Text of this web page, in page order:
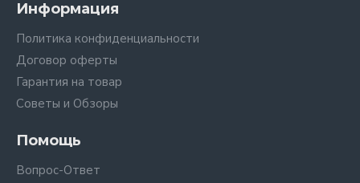
Информация
Политика конфиденциальности
Договор оферты
Гарантия на товар
Советы и Обзоры
Помощь
Вопрос-Ответ